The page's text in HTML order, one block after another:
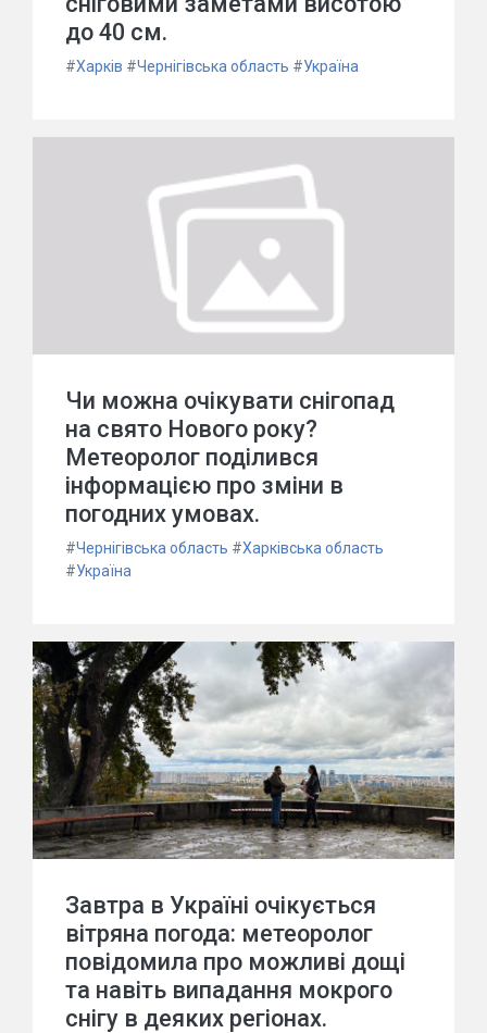
до 40 см.
#Харків #Чернігівська область #Україна
Чи можна очікувати снігопад
на свято Нового року?
Метеоролог поділився
інформацією про зміни в
погодних умовах.
#Чернігівська область #Харківська область
#Україна
Завтра в Україні очікується
вітряна погода: метеоролог
повідомила про можливі дощі
та навіть випадання мокрого
снігу в деяких регіонах.